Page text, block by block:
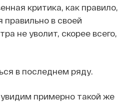
критика, как правило,
правильно в своей
не уволит, скорее всего,
в последнем ряду.
примерно такой же